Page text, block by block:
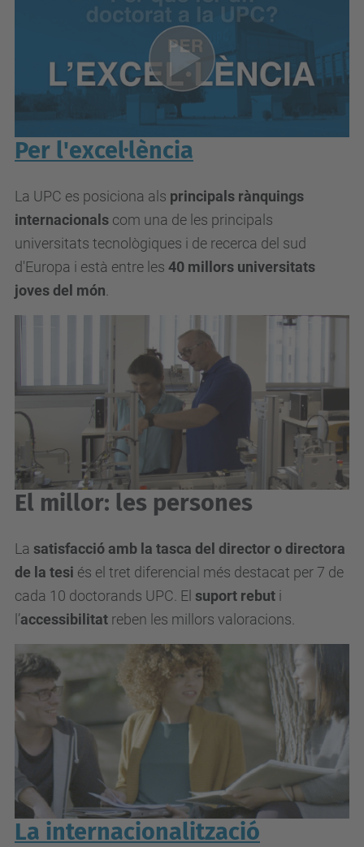
Per l'excel·lència
La UPC es posiciona als principals rànquings
internacionals com una de les principals
universitats tecnològiques i de recerca del sud
d'Europa i està entre les 40 millors universitats
joves del món.
El millor: les persones
La satisfacció amb la tasca del director o directora
de la tesi és el tret diferencial més destacat per 7 de
cada 10 doctorands UPC. El suport rebut i
l’accessibilitat reben les millors valoracions.
La internacionalització